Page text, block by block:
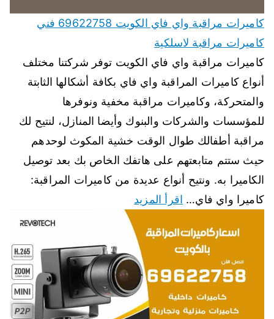
كاميرات مراقبة واي فاي الكويت 69622758 فني
كاميرات مراقبة لاسلكية
كاميرات مراقبة واي فاي الكويت توفر شركتنا مختلف
أنواع كاميرات المراقبة واي فاي بكافة أشكالها الثابتة
والمتحركة، وكاميرات مراقبة مخفية ونوفرها
للمؤسسات والشركات والبنوك وأيضا المنازل، لنتيح لك
مراقبة أطفالك طوال الوقت خشية المكوث لوحدهم
حيث ستتم متابعتهم على هاتفك الخاص بك بعد توصيل
الكاميرا به. ونتيح أنواع عديدة من كاميرات المراقبة:
كاميرا واي فاي… اقرأ المزيد